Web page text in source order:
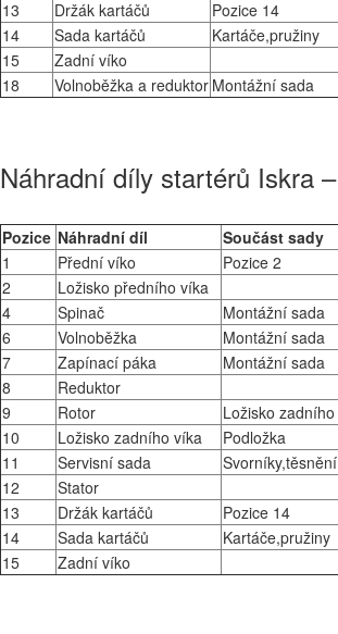
13
Držák kartáčů
Pozice 14
14
Sada kartáčů
Kartáče,pružiny
15
Zadní víko
18
Volnoběžka a reduktor Montážní sada
Náhradní díly startérů Iskra
Pozice Náhradní díl
Součást sady
1
Přední víko
Pozice 2
2
Ložisko předního víka
4
Spinač
Montážní sada
6
Volnoběžka
Montážní sada
7
Zapínací páka
Montážní sada
8
Reduktor
9
Rotor
Ložisko
10
Ložisko zadního víka
Podložka
11
Servisní sada
Svorníky,těsnění
12
Stator
13
Držák kartáčů
Pozice 14
14
Sada kartáčů
Kartáče,pružiny
15
Zadní víko